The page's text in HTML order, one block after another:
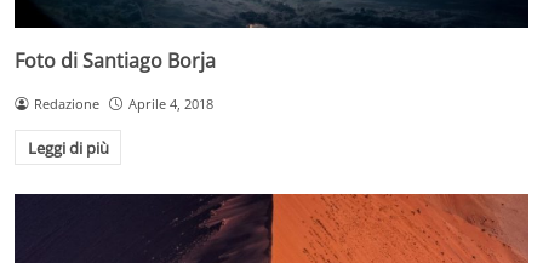
Foto di Santiago Borja
Redazione Aprile 4, 2018
Leggi di più